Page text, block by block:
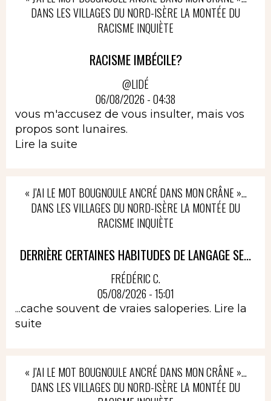
DANS LES VILLAGES DU NORD-ISÈRE LA MONTÉE DU
RACISME INQUIÈTE
RACISME IMBÉCILE?
@LIDÉ
06/08/2026 - 04:38
vous m'accusez de vous insulter, mais vos
propos sont lunaires.
Lire la suite
« J’AI LE MOT BOUGNOULE ANCRÉ DANS MON CRÂNE »…
DANS LES VILLAGES DU NORD-ISÈRE LA MONTÉE DU
RACISME INQUIÈTE
DERRIÈRE CERTAINES HABITUDES DE LANGAGE SE...
FRÉDÉRIC C.
05/08/2026 - 15:01
...cache souvent de vraies saloperies. Lire la
suite
« J’AI LE MOT BOUGNOULE ANCRÉ DANS MON CRÂNE »…
DANS LES VILLAGES DU NORD-ISÈRE LA MONTÉE DU